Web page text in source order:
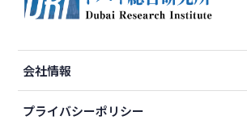
会社情報
プライバシーポリシー